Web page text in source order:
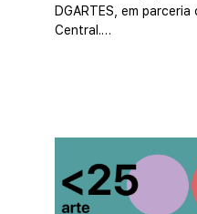
DGARTES, em
Central.…